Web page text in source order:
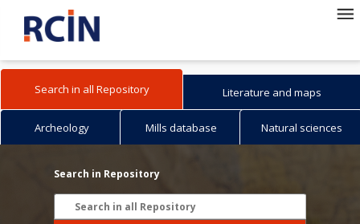
Search in all Repository Literature and maps
Archeology Mills database Natural sciences
Search in Repository